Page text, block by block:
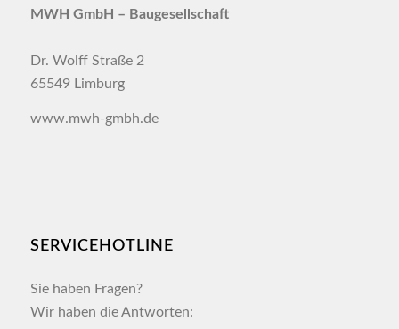
MWH GmbH – Baugesellschaft
Dr. Wolff Straße 2
65549 Limburg
www.mwh-gmbh.de
SERVICEHOTLINE
Sie haben Fragen?
Wir haben die Antworten: